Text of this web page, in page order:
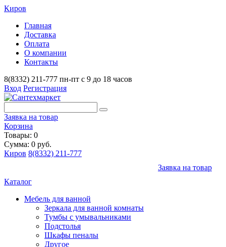
Киров
Главная
Доставка
Оплата
О компании
Контакты
8(8332) 211-777 пн-пт с 9 до 18 часов
Вход Регистрация
Заявка на товар
Корзина
Товары: 0
Сумма: 0 руб.
Киров 8(8332) 211-777
Заявка на товар
Каталог
Мебель для ванной
Зеркала для ванной комнаты
Тумбы с умывальниками
Подстолья
Шкафы пеналы
Другое